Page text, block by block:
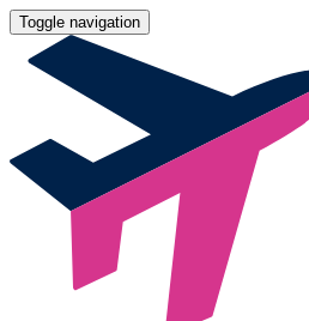
Toggle navigation